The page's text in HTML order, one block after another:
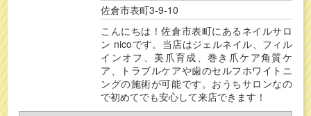
佐倉市表町3-9-10
こんにちは！佐倉市表町にあるネイルサロ
ン nicoです。当店はジェルネイル、フィル
インオフ、美爪育成、巻き爪ケア角質ケ
ア、トラブルケアや歯のセルフホワイトニ
ングの施術が可能です。おうちサロンなの
で初めてでも安心して来店できます！